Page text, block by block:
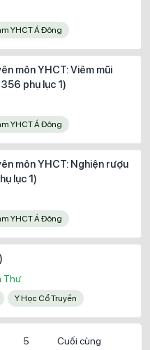
YHCT Á Đông
môn YHCT: Viêm mũi
phụ lục 1)
YHCT Á Đông
môn YHCT: Nghiện rượu
lục 1)
YHCT Á Đông
Thư
Y Học Cổ Truyền
5 Cuối cùng